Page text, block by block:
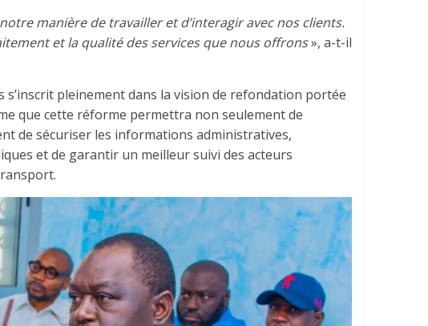
manière de travailler et d’interagir avec nos clients.
et la qualité des services que nous offrons», a-t-il
s’inscrit pleinement dans la vision de refondation portée
que cette réforme permettra non seulement de
de sécuriser les informations administratives,
et de garantir un meilleur suivi des acteurs